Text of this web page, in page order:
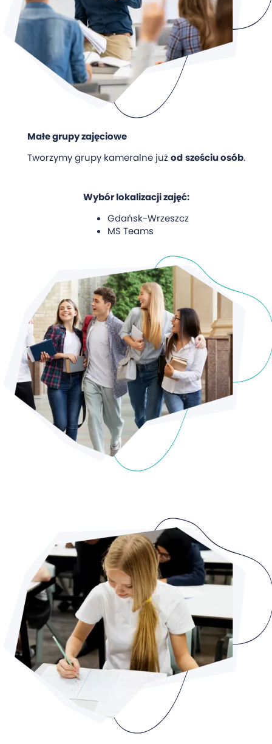
Małe grupy zajęciowe
Tworzymy grupy kameralne jużod sześciu osób.
Wybór lokalizacji zajęć:
Gdańsk-Wrzeszcz
MS Teams